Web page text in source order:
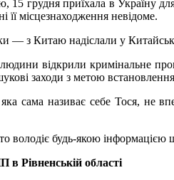
грудня приїхала в Україну
її місцезнаходження невідоме.
— з Китаю надіслали у
відкрили кримінальне
заходи з метою встановлення
сама називає себе Тося, не
володіє будь-якою
в Рівненській області